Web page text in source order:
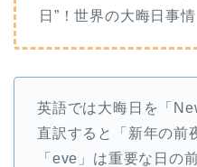
日”！世界の大晦日事情
英語では大晦日を「
直訳すると「新年の前
「eve」は重要な日の